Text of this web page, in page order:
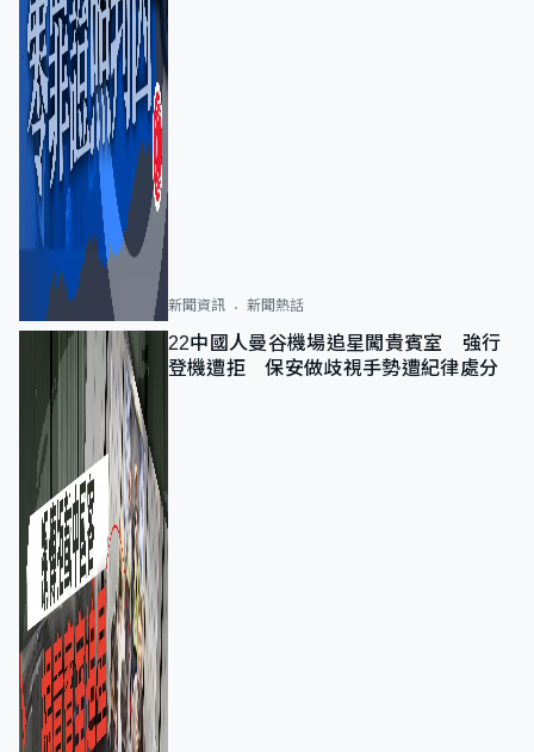
新聞資訊 新聞熱話
22中國人曼谷機場追星闖貴賓室 強行
登機遭拒 保安做歧視手勢遭紀律處分